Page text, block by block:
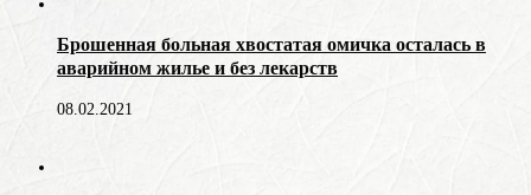
Брошенная больная хвостатая омичка осталась в
аварийном жилье и без лекарств
08.02.2021